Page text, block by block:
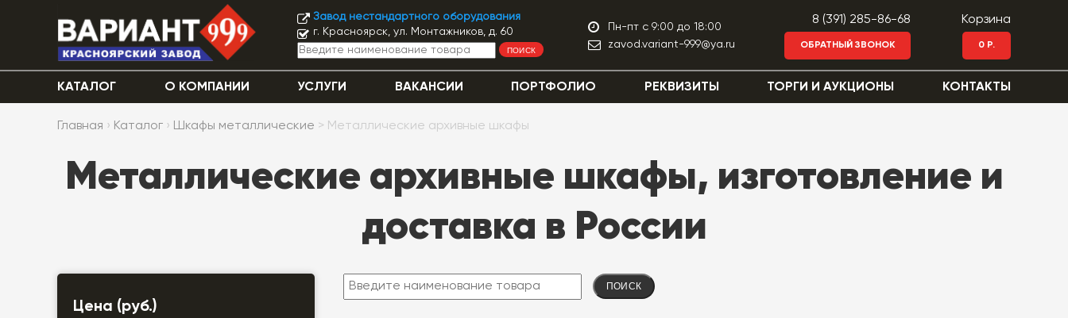
Завод нестандартного оборудования
г. Красноярск, ул. Монтажников, д. 60
ПОИСК
Пн-пт с 9:00 до 18:00
zavod.variant-999@ya.ru
8 (391) 285-86-68
ОБРАТНЫЙ ЗВОНОК
Корзина
0 Р.
КАТАЛОГ О КОМПАНИИ УСЛУГИ ВАКАНСИИ ПОРТФОЛИО РЕКВИЗИТЫ ТОРГИ И АУКЦИОНЫ КОНТАКТЫ
Главная › Каталог › Шкафы металлические > Металлические архивные шкафы
Металлические архивные шкафы, изготовление и
доставка в России
Цена (руб.)
ПОИСК